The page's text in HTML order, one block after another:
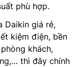
phù hợp.
Daikin giá rẻ,
kiệm điện, bền
khách,
thì đây chính